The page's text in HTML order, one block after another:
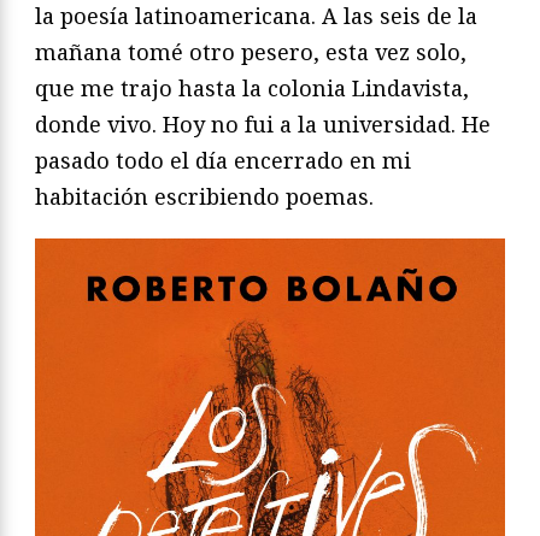
la poesía latinoamericana. A las seis de la
mañana tomé otro pesero, esta vez solo,
que me trajo hasta la colonia Lindavista,
donde vivo. Hoy no fui a la universidad. He
pasado todo el día encerrado en mi
habitación escribiendo poemas.